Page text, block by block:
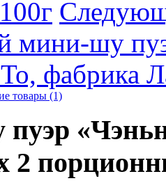
мини-шу
фабрика
товары (1)
2